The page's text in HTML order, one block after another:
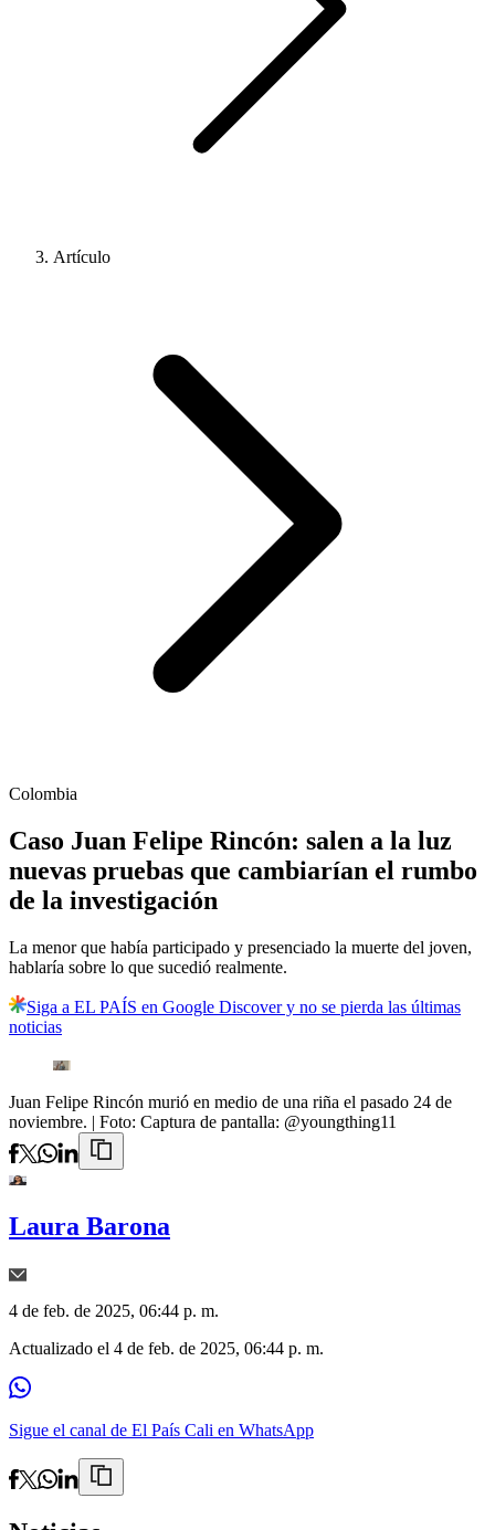
Artículo
Colombia
Caso Juan Felipe Rincón: salen a la luz
nuevas pruebas que cambiarían el rumbo
de la investigación
La menor que había participado y presenciado la muerte del joven,
hablaría sobre lo que sucedió realmente.
Siga a EL PAÍS en Google Discover y no se pierda las últimas
noticias
Juan Felipe Rincón murió en medio de una riña el pasado 24 de
noviembre. | Foto: Captura de pantalla: @youngthing11
Laura Barona
4 de feb. de 2025, 06:44 p. m.
Actualizado el 4 de feb. de 2025, 06:44 p. m.
Sigue el canal de El País Cali en WhatsApp